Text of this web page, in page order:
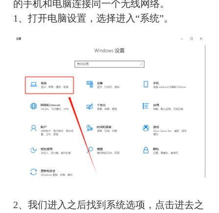
的手机和电脑连接同一个无线网络。
1、打开电脑设置，选择进入“系统”。
2、我们进入之后找到系统选项，点击进去之